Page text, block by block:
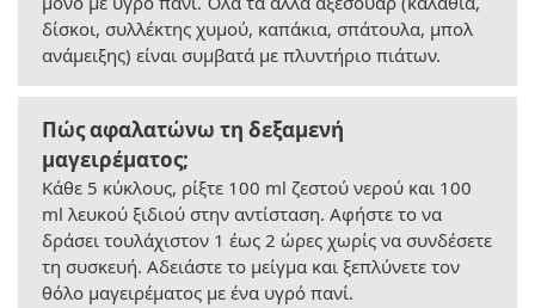
δίσκοι, συλλέκτης χυμού, καπάκια, σπάτουλα, μπολ
ανάμειξης) είναι συμβατά με πλυντήριο πιάτων.
Πώς αφαλατώνω τη δεξαμενή
μαγειρέματος;
Κάθε 5 κύκλους, ρίξτε 100 ml ζεστού νερού και 100
ml λευκού ξιδιού στην αντίσταση. Αφήστε το να
δράσει τουλάχιστον 1 έως 2 ώρες χωρίς να συνδέσετε
τη συσκευή. Αδειάστε το μείγμα και ξεπλύνετε τον
θόλο μαγειρέματος με ένα υγρό πανί.